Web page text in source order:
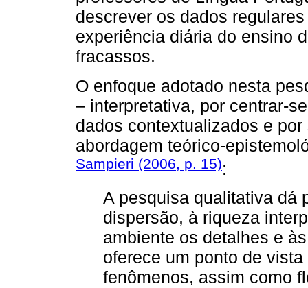
descrever os dados
experiência diária do ensino
fracassos.
O enfoque adotado nesta
– interpretativa, por centrar-
dados contextualizados e
abordagem teórico-
Sampieri (2006, p. 15):
A pesquisa qualitativa dá
dispersão, à riqueza
ambiente os detalhes e
oferece um ponto de
fenômenos, assim como